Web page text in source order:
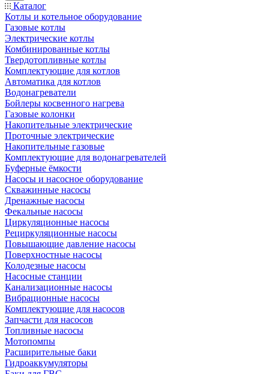
Каталог
Котлы и котельное оборудование
Газовые котлы
Электрические котлы
Комбинированные котлы
Твердотопливные котлы
Комплектующие для котлов
Автоматика для котлов
Водонагреватели
Бойлеры косвенного нагрева
Газовые колонки
Накопительные электрические
Проточные электрические
Накопительные газовые
Комплектующие для водонагревателей
Буферные ёмкости
Насосы и насосное оборудование
Скважинные насосы
Дренажные насосы
Фекальные насосы
Циркуляционные насосы
Рециркуляционные насосы
Повышающие давление насосы
Поверхностные насосы
Колодезные насосы
Насосные станции
Канализационные насосы
Вибрационные насосы
Комплектующие для насосов
Запчасти для насосов
Топливные насосы
Мотопомпы
Расширительные баки
Гидроаккумуляторы